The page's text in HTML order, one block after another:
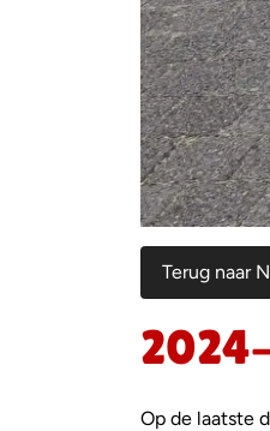
Terug naar
Op de laatste